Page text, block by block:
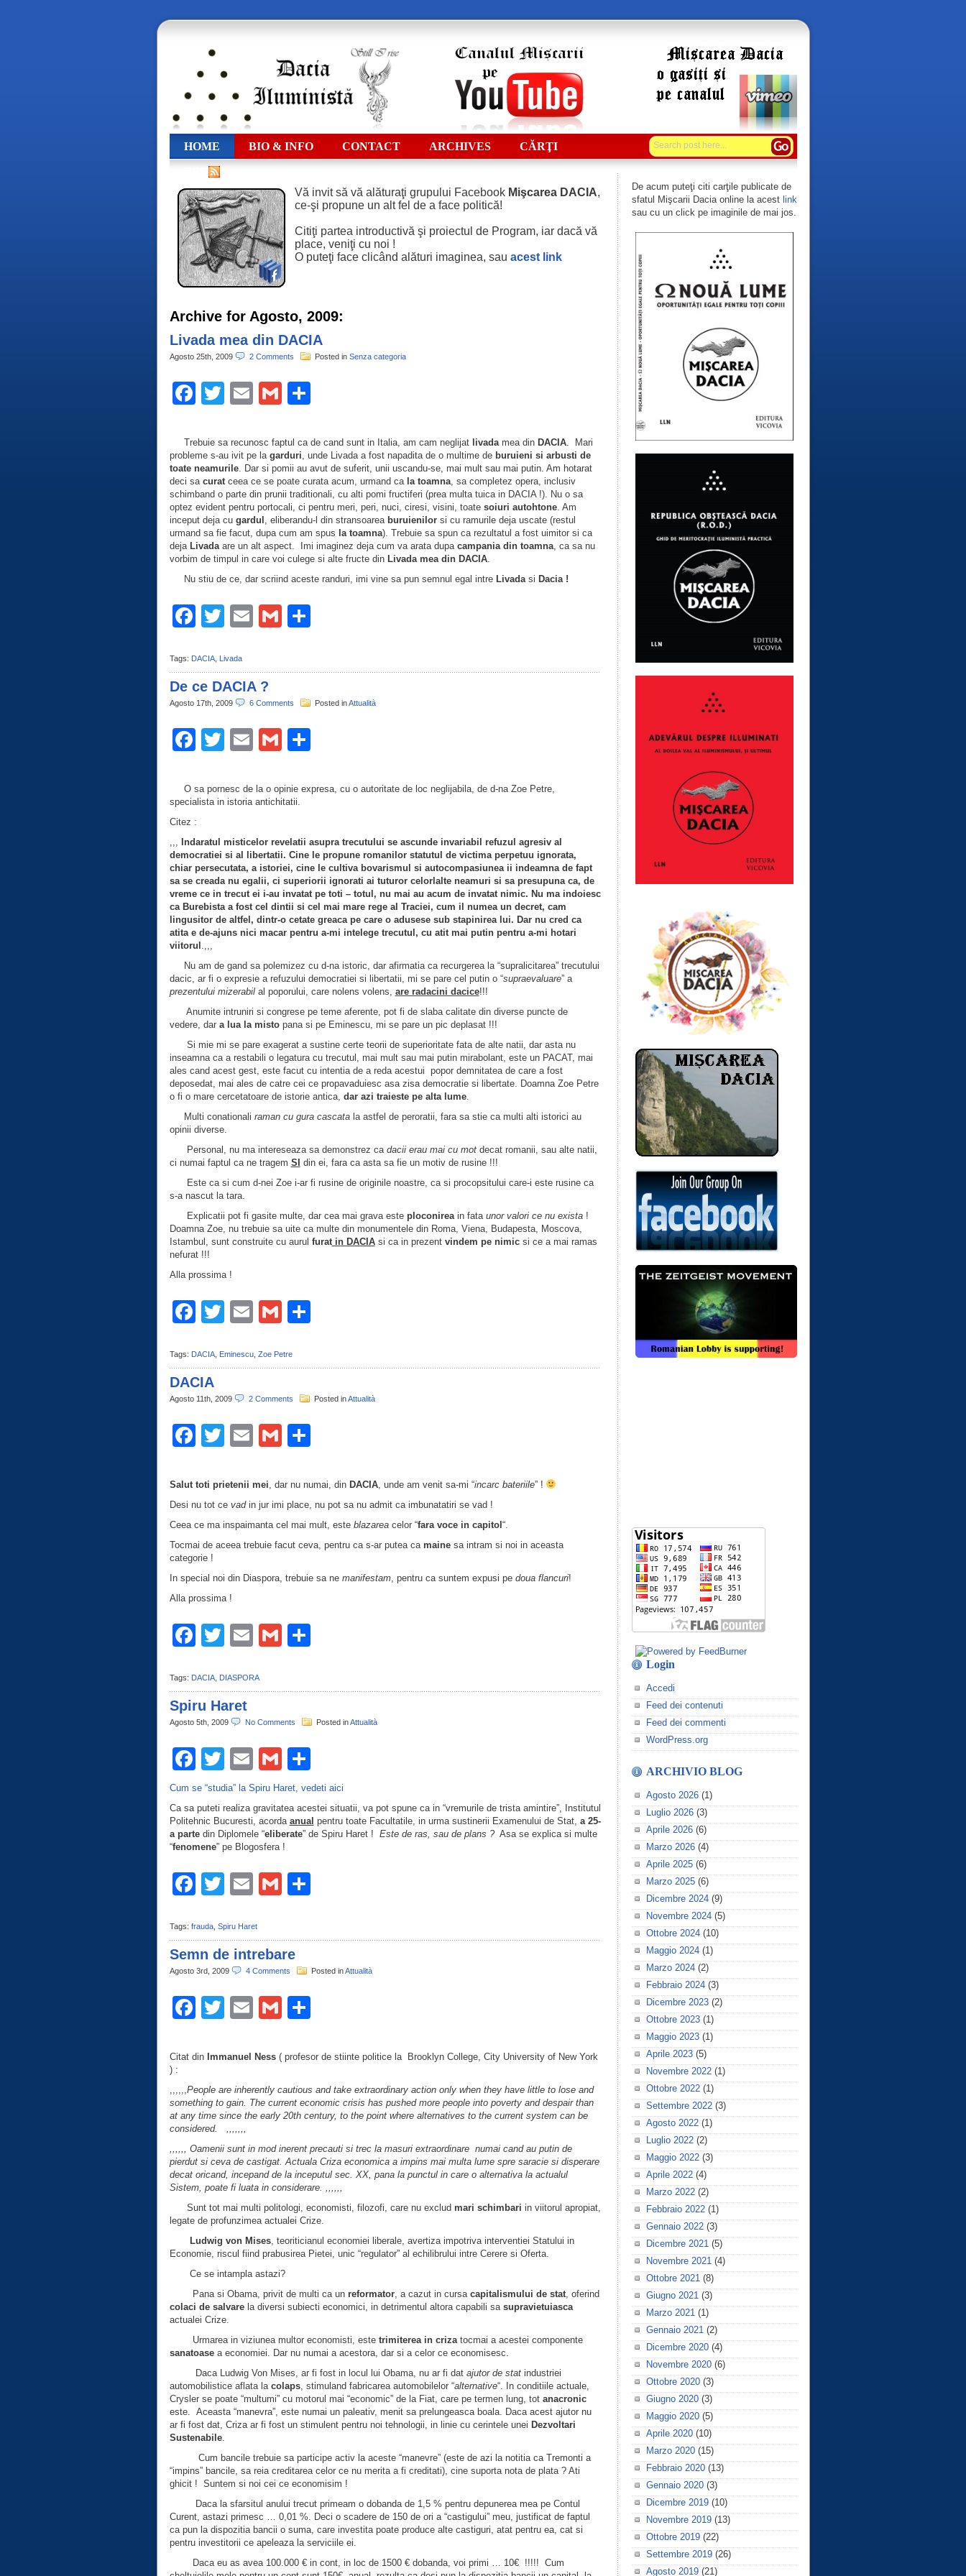
HOME BIO & INFO CONTACT ARCHIVES CĂRŢI
Vă invit să vă alăturaţi grupului Facebook Mişcarea DACIA,
ce-şi propune un alt fel de a face politică!
Citiţi partea introductivă şi proiectul de Program, iar dacă vă
place, veniţi cu noi !
O puteţi face clicând alături imaginea, sau acest link
Archive for Agosto, 2009:
Livada mea din DACIA
Agosto 25th, 2009 2 Comments Posted in Senza categoria
Facebook
TwitterEmailGmail
Trebuie sa recunosc faptul ca de cand sunt in Italia, am cam neglijatlivadamea dinDACIA. Mari
probleme s-au ivit pe lagarduri, unde Livada a fost napadita de o multime de buruieni si arbusti de
toate neamurile. Dar si pomii au avut de suferit, unii uscandu-se, mai mult sau mai putin. Am hotarat
deci sa curatceea ce se poate curata acum, urmand ca la toamna, sa completez opera, inclusiv
schimband o parte din prunii traditionali, cu alti pomi fructiferi (prea multa tuica in DACIA !). Nu o sa
optez evident pentru portocali, ci pentru meri, peri, nuci, ciresi, visini, toate soiuri autohtone. Am
inceput deja cu gardul , eliberandu-l din stransoarea buruienilorsi cu ramurile deja uscate (restul
urmand sa fie facut, dupa cum am spus la toamna). Trebuie sa spun ca rezultatul a fost uimitor si ca
deja Livadaare un alt aspect. Imi imaginez deja cum va arata dupa campania din toamna, ca sa nu
vorbim de timpul in care voi culege si alte fructe din Livada mea din DACIA.
Nu stiu de ce, dar scriind aceste randuri, imi vine sa pun semnul egal intre Livada si Dacia !
Facebook
TwitterEmailGmail
Tags: DACIA, Livada
De ce DACIA ?
Agosto 17th, 2009 6 Comments Posted inAttualità
Facebook
TwitterEmailGmail
O sa pornesc de la o opinie expresa, cu o autoritate de loc neglijabila, de d-na Zoe Petre,
specialista in istoria antichitatii.
Citez :
,,,
Indaratul misticelor revelatii asupra trecutului se ascunde invariabil refuzul agresiv al
democratiei si al libertatii. Cine le propune romanilor statutul de victima perpetuu ignorata,
chiar persecutata, a istoriei, cine le cultiva bovarismul si autocompasiunea ii indeamna de fapt
sa se creada nu egalii, ci superiorii ignorati ai tuturor celorlalte neamuri si sa presupuna ca, de
vreme ce in trecut ei i-au invatat pe toti – totul, nu mai au acum de invatat nimic. Nu ma indoiesc
ca Burebista a fost cel dintii si cel mai mare rege al Traciei, cum il numea un decret, cam
lingusitor de altfel, dintr-o cetate greaca pe care o adusese sub stapinirea lui. Dar nu cred ca
atita e de-ajuns nici macar pentru a-mi intelege trecutul, cu atit mai putin pentru a-mi hotari
viitorul .,,,
Nu am de gand sa polemizez cu d-na istoric, dar afirmatia ca recurgerea la “supralicitarea” trecutului
dacic, ar fi o expresie a refuzului democratiei si libertatii, mi se pare cel putin o “supraevaluare” a
prezentului mizerabilal poporului, care nolens volens, are radacini dacice!!!
Anumite intruniri si congrese pe teme aferente, pot fi de slaba calitate din diverse puncte de
vedere, dar a lua la mistopana si pe Eminescu, mi se pare un pic deplasat !!!
Si mie mi se pare exagerat a sustine certe teorii de superioritate fata de alte natii, dar asta nu
inseamna ca a restabili o legatura cu trecutul, mai mult sau mai putin mirabolant, este un PACAT, mai
ales cand acest gest, este facut cu intentia de a reda acestui popor demnitatea de care a fost
deposedat, mai ales de catre cei ce propavaduiesc asa zisa democratie si libertate. Doamna Zoe Petre
o fi o mare cercetatoare de istorie antica, dar azi traieste pe alta lume.
Multi conationali raman cu gura cascatala astfel de peroratii, fara sa stie ca multi alti istorici au
opinii diverse.
Personal, nu ma intereseaza sa demonstrez ca dacii erau mai cu motdecat romanii, sau alte natii,
ci numai faptul ca ne tragem SI din ei, fara ca asta sa fie un motiv de rusine !!!
Este ca si cum d-nei Zoe i-ar fi rusine de originile noastre, ca si procopsitului care-i este rusine ca
s-a nascut la tara.
Explicatii pot fi gasite multe, dar cea mai grava esteploconireain fata unor valori ce nu exista!
Doamna Zoe, nu trebuie sa uite ca multe din monumentele din Roma, Viena, Budapesta, Moscova,
Istambul, sunt construite cu aurul furatin DACIAsi ca in prezent vindem pe nimicsi ce a mai ramas
nefurat !!!
Alla prossima !
Facebook
TwitterEmailGmail
Tags: DACIA, Eminescu, Zoe Petre
DACIA
Agosto 11th, 2009 2 Comments Posted inAttualità
Facebook
TwitterEmailGmail
Salut toti prietenii mei, dar nu numai, din DACIA, unde am venit sa-mi “incarc bateriile” !
Desi nu tot ce vadin jur imi place, nu pot sa nu admit ca imbunatatiri se vad !
Ceea ce ma inspaimanta cel mai mult, esteblazareacelor “fara voce in capitol “.
Tocmai de aceea trebuie facut ceva, pentru ca s-ar putea camainesa intram si noi in aceasta
categorie !
In special noi din Diaspora, trebuie sa ne manifestam, pentru ca suntem expusi pe doua flancuri!
Alla prossima !
Facebook
TwitterEmailGmail
Tags: DACIA, DIASPORA
Spiru Haret
Agosto 5th, 2009 No Comments Posted inAttualità
Facebook
TwitterEmailGmail
Cum se “studia” la Spiru Haret, vedeti aici
Ca sa puteti realiza gravitatea acestei situatii, va pot spune ca in “vremurile de trista amintire”, Institutul
Politehnic Bucuresti, acorda anual pentru toate Facultatile, in urma sustinerii Examenului de Stat, a 25-
a partedin Diplomele “eliberate” de Spiru Haret ! Este de ras, sau de plans ?Asa se explica si multe
“fenomene” pe Blogosfera !
Facebook
TwitterEmailGmail
Tags: frauda, Spiru Haret
Semn de intrebare
Agosto 3rd, 2009 4 Comments Posted inAttualità
Facebook
TwitterEmailGmail
Citat din Immanuel Ness( profesor de stiinte politice la Brooklyn College, City University of New York
) :
,,,,,,People are inherently cautious and take extraordinary action only when they have little to lose and
something to gain. The current economic crisis has pushed more people into poverty and despair than
at any time since the early 20th century, to the point where alternatives to the current system can be
considered. ,,,,,,,
,,,,,, Oamenii sunt in mod inerent precauti si trec la masuri extraordinare numai cand au putin de
pierdut si ceva de castigat. Actuala Criza economica a impins mai multa lume spre saracie si disperare
decat oricand, incepand de la inceputul sec. XX, pana la punctul in care o alternativa la actualul
Sistem, poate fi luata in considerare. ,,,,,,
Sunt tot mai multi politologi, economisti, filozofi, care nu exclud mari schimbari in viitorul apropiat,
legate de profunzimea actualei Crize.
Ludwig von Mises, teoriticianul economiei liberale, avertiza impotriva interventiei Statului in
Economie, riscul fiind prabusirea Pietei, unic “regulator” al echilibrului intre Cerere si Oferta.
Ce se intampla astazi?
Pana si Obama, privit de multi ca un reformator, a cazut in cursa capitalismului de stat, oferind
colaci de salvarela diversi subiecti economici, in detrimentul altora capabili sa supravietuiasca
actualei Crize.
Urmarea in viziunea multor economisti, este trimiterea in crizatocmai a acestei componente
sanatoasea economiei. Dar nu numai a acestora, dar si a celor ce economisesc.
Daca Ludwig Von Mises, ar fi fost in locul lui Obama, nu ar fi dat ajutor de statindustriei
automobilistice aflata la colaps, stimuland fabricarea automobilelor “alternative“. In conditiile actuale,
Crysler se poate “multumi” cu motorul mai “economic” de la Fiat, care pe termen lung, tot anacronic
este. Aceasta “manevra”, este numai un paleativ, menit sa prelungeasca boala. Daca acest ajutor nu
ar fi fost dat, Criza ar fi fost un stimulent pentru noi tehnologii, in linie cu cerintele unei Dezvoltari
Sustenabile.
Cum bancile trebuie sa participe activ la aceste “manevre” (este de azi la notitia ca Tremonti a
“impins” bancile, sa reia creditarea celor ce nu merita a fi creditati), cine suporta nota de plata ? Ati
ghicit ! Suntem si noi cei ce economisim !
Daca la sfarsitul anului trecut primeam o dobanda de 1,5 % pentru depunerea mea pe Contul
Curent, astazi primesc … 0,01 %. Deci o scadere de 150 de ori a “castigului” meu, justificat de faptul
ca pun la dispozitia bancii o suma, care investita poate produce alte castiguri, atat pentru ea, cat si
pentru investitorii ce apeleaza la serviciile ei.
Daca eu as avea 100.000 € in cont, in loc de 1500 € dobanda, voi primi … 10€ !!!!! Cum
De acum puteţi citi carţile publicate de
sfatul Mişcarii Dacia online la acest link
sau cu un click pe imaginile de mai jos.
Login
Accedi
Feed dei contenuti
Feed dei commenti
WordPress.org
ARCHIVIO BLOG
Agosto 2026(1)
Luglio 2026(3)
Aprile 2026(6)
Marzo 2026(4)
Aprile 2025(6)
Marzo 2025(6)
Dicembre 2024(9)
Novembre 2024(5)
Ottobre 2024(10)
Maggio 2024(1)
Marzo 2024(2)
Febbraio 2024(3)
Dicembre 2023(2)
Ottobre 2023(1)
Maggio 2023(1)
Aprile 2023(5)
Novembre 2022(1)
Ottobre 2022(1)
Settembre 2022(3)
Agosto 2022(1)
Luglio 2022(2)
Maggio 2022(3)
Aprile 2022(4)
Marzo 2022(2)
Febbraio 2022(1)
Gennaio 2022(3)
Dicembre 2021(5)
Novembre 2021(4)
Ottobre 2021(8)
Giugno 2021(3)
Marzo 2021(1)
Gennaio 2021(2)
Dicembre 2020(4)
Novembre 2020(6)
Ottobre 2020(3)
Giugno 2020(3)
Maggio 2020(5)
Aprile 2020(10)
Marzo 2020(15)
Febbraio 2020(13)
Gennaio 2020(3)
Dicembre 2019(10)
Novembre 2019(13)
Ottobre 2019(22)
Settembre 2019(26)
Agosto 2019(21)